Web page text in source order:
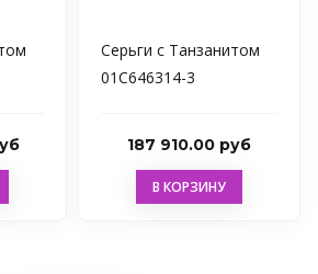
Серьги с Танзанитом
01С646314-3
187 910.00 руб
В КОРЗИНУ